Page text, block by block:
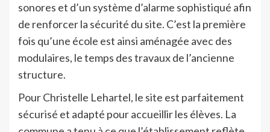
sonores et d’un système d’alarme sophistiqué afin
de renforcer la sécurité du site. C’est la première
fois qu’une école est ainsi aménagée avec des
modulaires, le temps des travaux de l’ancienne
structure.
Pour Christelle Lehartel, le site est parfaitement
sécurisé et adapté pour accueillir les élèves. La